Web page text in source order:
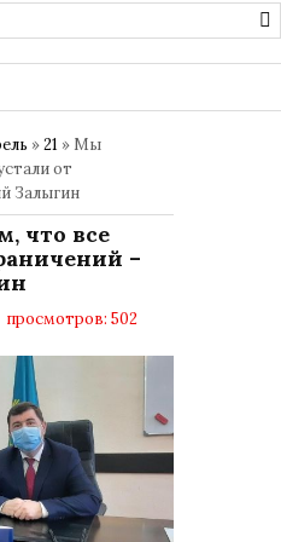
»21 » Мы
от
Залыгин
что все
–
просмотров: 502